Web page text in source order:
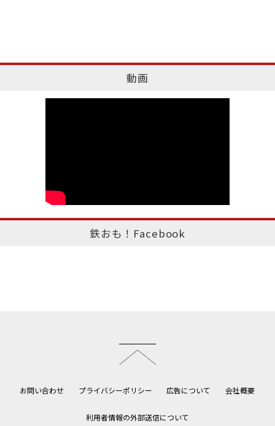
動画
鉄おも！Facebook
お問い合わせ プライバシーポリシー 広告について 会社概要
利用者情報の外部送信について